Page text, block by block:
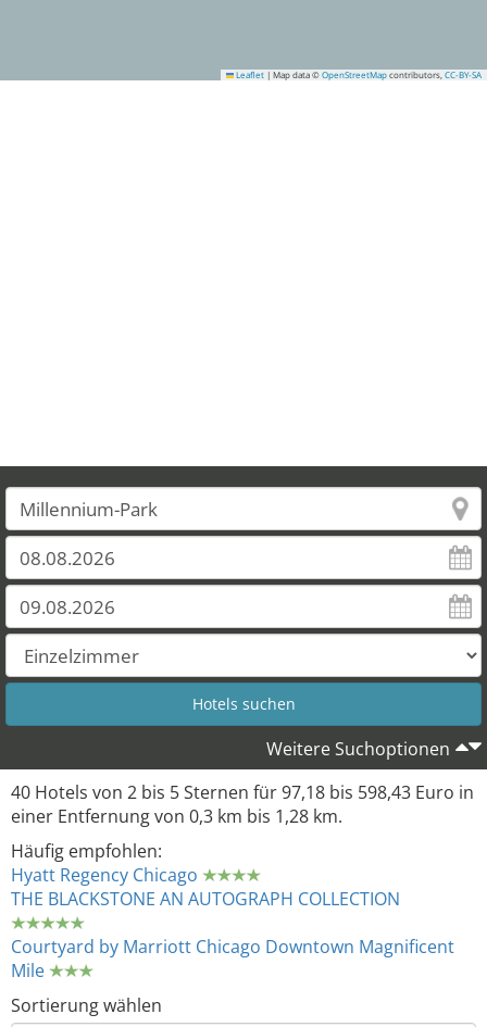
Leaflet | Map data © OpenStreetMap contributors, CC-BY-SA
Weitere Suchoptionen
40 Hotels von 2 bis 5 Sternen für 97,18 bis 598,43 Euro in
einer Entfernung von 0,3 km bis 1,28 km.
Häufig empfohlen:
Hyatt Regency Chicago
THE BLACKSTONE AN AUTOGRAPH COLLECTION
Courtyard by Marriott Chicago Downtown Magnificent
Mile
Sortierung wählen